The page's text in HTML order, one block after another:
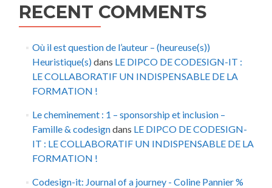
RECENT COMMENTS
Où il est question de l’auteur – (heureuse(s))
Heuristique(s)dans LE DIPCO DE CODESIGN-IT :
LE COLLABORATIF UN INDISPENSABLE DE LA
FORMATION !
Le cheminement : 1 – sponsorship et inclusion –
Famille & codesigndans LE DIPCO DE CODESIGN-
IT : LE COLLABORATIF UN INDISPENSABLE DE LA
FORMATION !
Codesign-it: Journal of a journey - Coline Pannier %